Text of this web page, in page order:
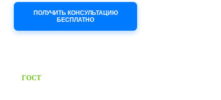
ПОЛУЧИТЬ КОНСУЛЬТАЦИЮ
БЕСПЛАТНО
ГОСТПредоставляем паспорт